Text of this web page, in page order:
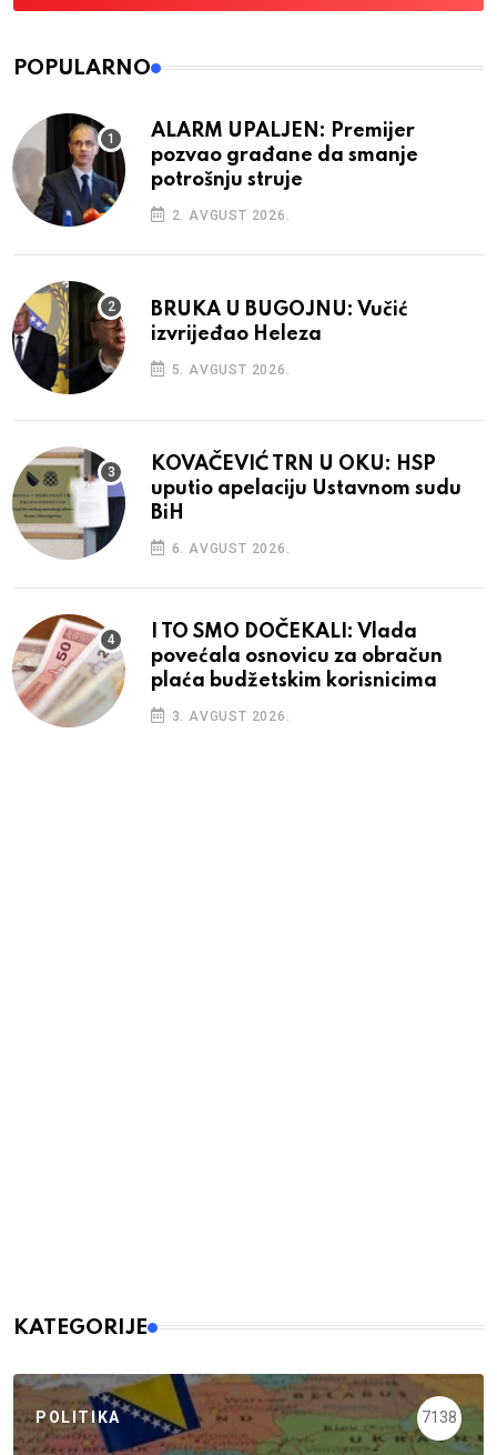
POPULARNO
ALARM UPALJEN: Premijer
pozvao građane da smanje
potrošnju struje
2. AVGUST 2026.
BRUKA U BUGOJNU: Vučić
izvrijeđao Heleza
5. AVGUST 2026.
KOVAČEVIĆ TRN U OKU: HSP
uputio apelaciju Ustavnom sudu
BiH
6. AVGUST 2026.
I TO SMO DOČEKALI: Vlada
povećala osnovicu za obračun
plaća budžetskim korisnicima
3. AVGUST 2026.
KATEGORIJE
POLITIKA 7138